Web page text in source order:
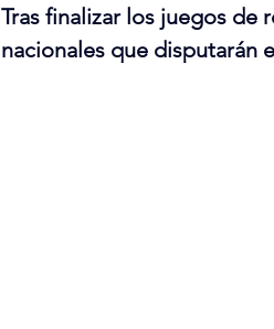
Tras finalizar los juegos de
nacionales que disputarán